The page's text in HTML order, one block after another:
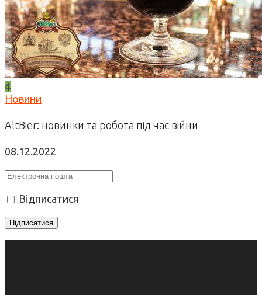
4
Новини
AltBier: новинки та робота під час війни
08.12.2022
Відписатися